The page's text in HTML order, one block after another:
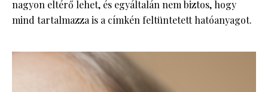
nagyon eltérő lehet, és egyáltalán nem biztos, hogy
mind tartalmazza is a címkén feltüntetett hatóanyagot.